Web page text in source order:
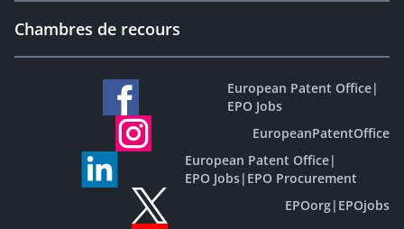
Chambres de recours
European Patent Office|
EPO Jobs
EuropeanPatentOffice
European Patent Office|
EPO Jobs| EPO Procurement
EPOorg| EPOjobs